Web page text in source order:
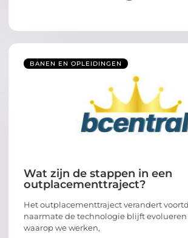
BANEN EN OPLEIDINGEN
Wat zijn de stappen in een
outplacementtraject?
Het outplacementtraject verandert
naarmate de technologie blijft
waarop we werken,